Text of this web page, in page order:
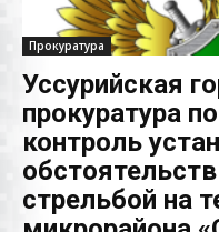
Прокуратура
Уссурийская
прокуратура
контроль
стрельбой на